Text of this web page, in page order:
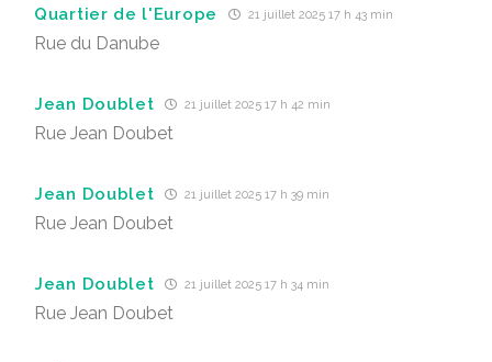
Quartier de l'Europe 21 juillet 2025 17 h 43 min
Rue du Danube
Jean Doublet 21 juillet 2025 17 h 42 min
Rue Jean Doubet
Jean Doublet 21 juillet 2025 17 h 39 min
Rue Jean Doubet
Jean Doublet 21 juillet 2025 17 h 34 min
Rue Jean Doubet